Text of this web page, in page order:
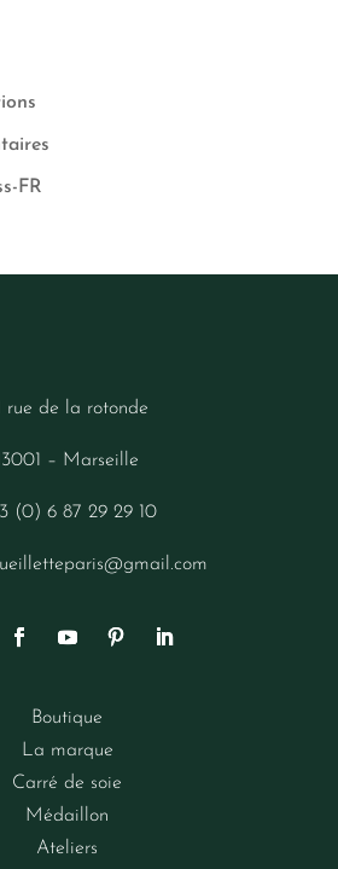
FR
rue de la rotonde
– Marseille
(0) 6 87 29 29 10
Boutique
La marque
Carré de soie
Médaillon
Ateliers